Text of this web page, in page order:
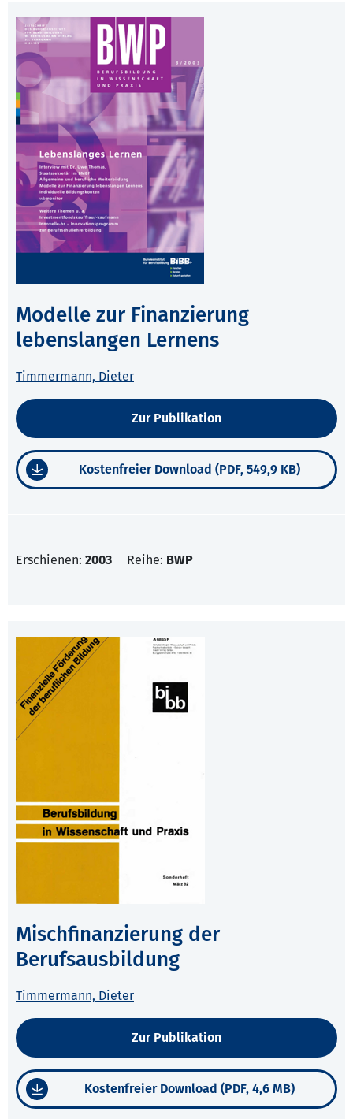
Modelle zur Finanzierung
lebenslangen Lernens
Timmermann, Dieter
Zur Publikation
Kostenfreier Download (PDF, 549,9 KB)
Erschienen: 2003 Reihe: BWP
Mischfinanzierung der
Berufsausbildung
Timmermann, Dieter
Zur Publikation
Kostenfreier Download (PDF, 4,6 MB)